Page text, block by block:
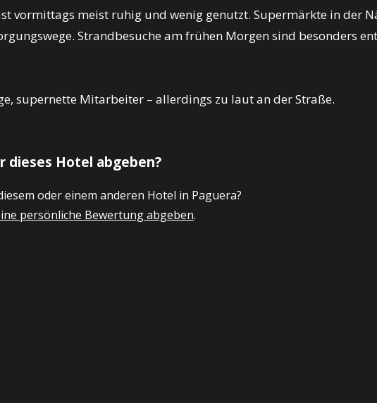
vormittags meist ruhig und wenig genutzt. Supermärkte in der
Strandbesuche am frühen Morgen sind besonders
supernette Mitarbeiter – allerdings zu laut an der Straße.
dieses Hotel abgeben?
oder einem anderen Hotel in Paguera?
persönliche Bewertung abgeben.